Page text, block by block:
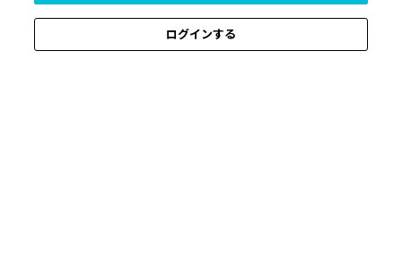
ログインする